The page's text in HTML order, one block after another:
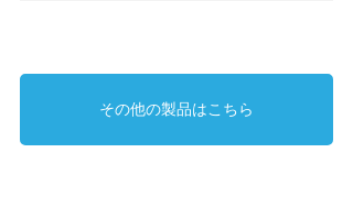
その他の製品はこちら